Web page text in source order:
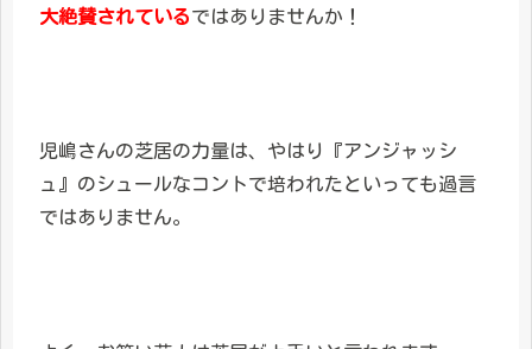
大絶賛されているではありませんか！
児嶋さんの芝居の力量は、やはり『アンジャッシ
ュ』のシュールなコントで培われたといっても過言
ではありません。